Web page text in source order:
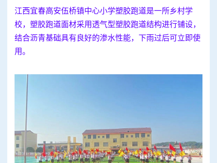
江西宜春高安伍桥镇中心小学塑胶跑道是一所乡村学
校，塑胶跑道面材采用透气型塑胶跑道结构进行铺设，
结合沥青基础具有良好的渗水性能，下雨过后可立即使
用。